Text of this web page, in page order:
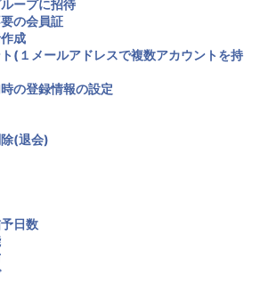
ープに招待
の会員証
成
(１メールアドレスで複数アカウントを持
の登録情報の設定
(退会)
日数